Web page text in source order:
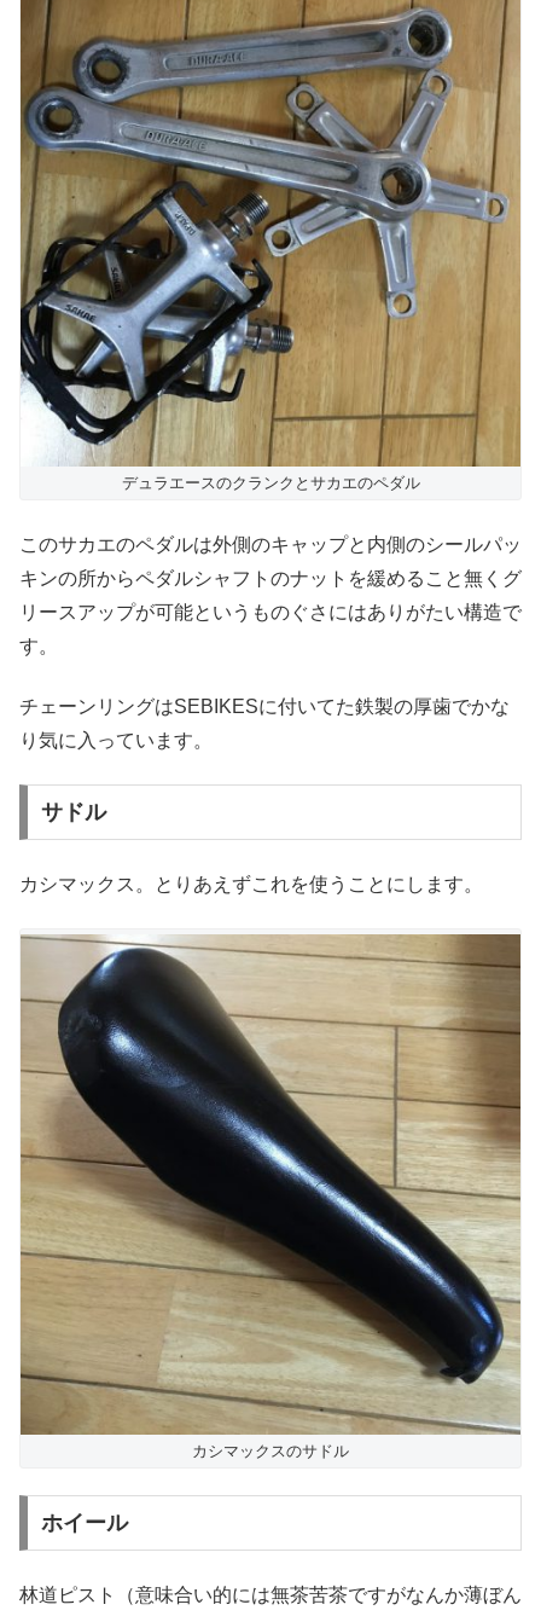
デュラエースのクランクとサカエのペダル
このサカエのペダルは外側のキャップと内側のシールパッ
キンの所からペダルシャフトのナットを緩めること無くグ
リースアップが可能というものぐさにはありがたい構造で
す。
チェーンリングはSEBIKESに付いてた鉄製の厚歯でかな
り気に入っています。
サドル
カシマックス。とりあえずこれを使うことにします。
カシマックスのサドル
ホイール
林道ピスト（意味合い的には無茶苦茶ですがなんか薄ぼん